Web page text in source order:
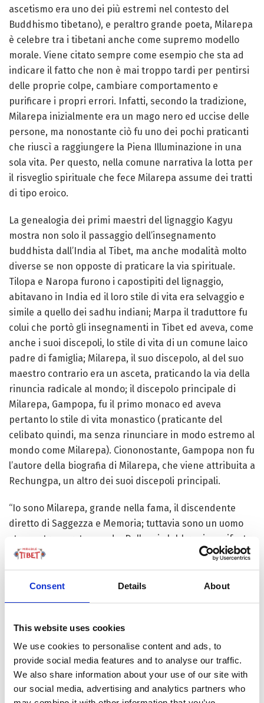
Consent Details About
This website uses cookies
We use cookies to personalise content and ads, to
provide social media features and to analyse our traffic.
We also share information about your use of our site with
our social media, advertising and analytics partners who
ascetismo era uno dei più estremi nel contesto del
Buddhismo tibetano), e peraltro grande poeta, Milarepa
è celebre tra i tibetani anche come supremo modello
morale. Viene citato sempre come esempio che sta ad
indicare il fatto che non è mai troppo tardi per pentirsi
delle proprie colpe, cambiare comportamento e
purificare i propri errori. Infatti, secondo la tradizione,
Milarepa inizialmente era un mago nero ed uccise delle
persone, ma nonostante ciò fu uno dei pochi praticanti
che riuscì a raggiungere la Piena Illuminazione in una
sola vita. Per questo, nella comune narrativa la lotta per
il risveglio spirituale che fece Milarepa assume dei tratti
di tipo eroico.
La genealogia dei primi maestri del lignaggio Kagyu
mostra non solo il passaggio dell’insegnamento
buddhista dall’India al Tibet, ma anche modalità molto
diverse se non opposte di praticare la via spirituale.
Tilopa e Naropa furono i capostipiti del lignaggio,
abitavano in India ed il loro stile di vita era selvaggio e
simile a quello dei sadhu indiani; Marpa il traduttore fu
colui che portò gli insegnamenti in Tibet ed aveva, come
anche i suoi discepoli, lo stile di vita di un comune laico
padre di famiglia; Milarepa, il suo discepolo, al del suo
maestro contrario era un asceta, praticando la via della
rinuncia radicale al mondo; il discepolo principale di
Milarepa, Gampopa, fu il primo monaco ed aveva
pertanto lo stile di vita monastico (praticante del
celibato quindi, ma senza rinunciare in modo estremo al
mondo come Milarepa). Ciononostante, Gampopa non fu
l’autore della biografia di Milarepa, che viene attribuita a
Rechungpa, un altro dei suoi discepoli principali.
“Io sono Milarepa, grande nella fama, il discendente
diretto di Saggezza e Memoria; tuttavia sono un uomo
stanco, trascurato e nudo. Dalle mie labbra si manifesta
un piccolo canto per tutta la Natura. Il bastone di ferro,
che la mia mano tiene, mi guida nell’attraversare
l’Oceano dell’Esistenza Condizionata. Maestro di Mente
e Luce io sono, e nel mostrare prodigi e miracoli non
cui Milarepa si è descritto, ed ora narreremo la sua
storia.
Milarepa nacque nel Tibet occidentale come
primogenito di una famiglia benestante. Il padre era un